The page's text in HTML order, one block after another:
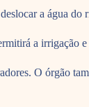
a água do
a irrigação
O órgão